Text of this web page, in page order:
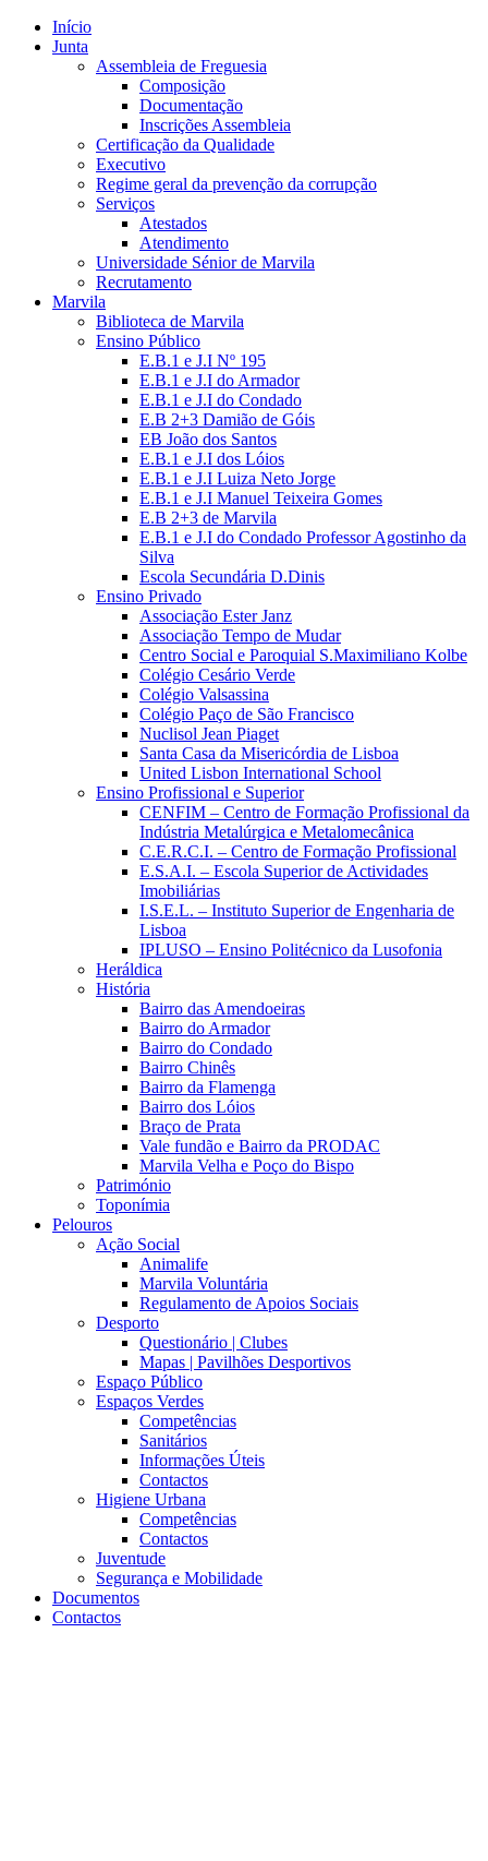
Início
Junta
Assembleia de Freguesia
Composição
Documentação
Inscrições Assembleia
Certificação da Qualidade
Executivo
Regime geral da prevenção da corrupção
Serviços
Atestados
Atendimento
Universidade Sénior de Marvila
Recrutamento
Marvila
Biblioteca de Marvila
Ensino Público
E.B.1 e J.I Nº 195
E.B.1 e J.I do Armador
E.B.1 e J.I do Condado
E.B 2+3 Damião de Góis
EB João dos Santos
E.B.1 e J.I dos Lóios
E.B.1 e J.I Luiza Neto Jorge
E.B.1 e J.I Manuel Teixeira Gomes
E.B 2+3 de Marvila
E.B.1 e J.I do Condado Professor Agostinho da
Silva
Escola Secundária D.Dinis
Ensino Privado
Associação Ester Janz
Associação Tempo de Mudar
Centro Social e Paroquial S.Maximiliano Kolbe
Colégio Cesário Verde
Colégio Valsassina
Colégio Paço de São Francisco
Nuclisol Jean Piaget
Santa Casa da Misericórdia de Lisboa
United Lisbon International School
Ensino Profissional e Superior
CENFIM – Centro de Formação Profissional da
Indústria Metalúrgica e Metalomecânica
C.E.R.C.I. – Centro de Formação Profissional
E.S.A.I. – Escola Superior de Actividades
Imobiliárias
I.S.E.L. – Instituto Superior de Engenharia de
Lisboa
IPLUSO – Ensino Politécnico da Lusofonia
Heráldica
História
Bairro das Amendoeiras
Bairro do Armador
Bairro do Condado
Bairro Chinês
Bairro da Flamenga
Bairro dos Lóios
Braço de Prata
Vale fundão e Bairro da PRODAC
Marvila Velha e Poço do Bispo
Património
Toponímia
Pelouros
Ação Social
Animalife
Marvila Voluntária
Regulamento de Apoios Sociais
Desporto
Questionário | Clubes
Mapas | Pavilhões Desportivos
Espaço Público
Espaços Verdes
Competências
Sanitários
Informações Úteis
Contactos
Higiene Urbana
Competências
Contactos
Juventude
Segurança e Mobilidade
Documentos
Contactos